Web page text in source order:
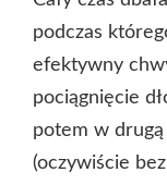
podczas
efektywny
pociągnięcie
potem w
(oczywiście